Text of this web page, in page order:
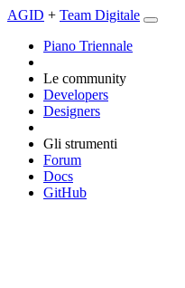
AGID + Team Digitale
Piano Triennale
Le community
Developers
Designers
Gli strumenti
Forum
Docs
GitHub